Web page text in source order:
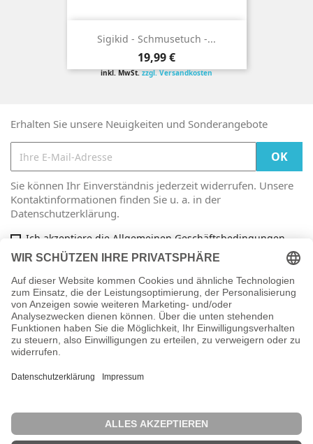
Sigikid - Schmusetuch -...
Preis
19,99 €
inkl. MwSt.zzgl. Versandkosten
Erhalten Sie unsere Neuigkeiten und Sonderangebote
Sie können Ihr Einverständnis jederzeit widerrufen. Unsere
Kontaktinformationen finden Sie u. a. in der
Datenschutzerklärung.
Ich akzeptiere die Allgemeinen Geschäftsbedingungen
und die Datenschutzrichtlinie
Facebook
ARTIKEL